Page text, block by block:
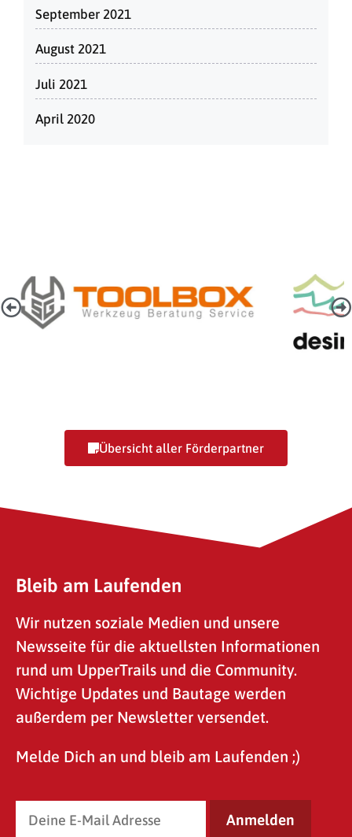
September 2021
August 2021
Juli 2021
April 2020
Übersicht aller Förderpartner
Bleib am Laufenden
Wir nutzen soziale Medien und unsere
Newsseite für die aktuellsten Informationen
rund um UpperTrails und die Community.
Wichtige Updates und Bautage werden
außerdem per Newsletter versendet.
Melde Dich an und bleib am Laufenden ;)